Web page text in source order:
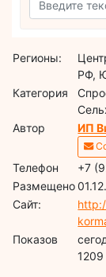
Регионы:
РФ,
Категория
Автор
ИП
Телефон
+7
Размещено
Сайт:
Показов
1209